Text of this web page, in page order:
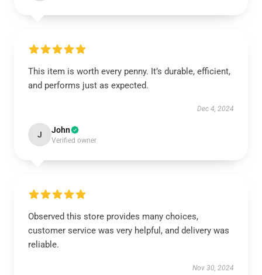
This item is worth every penny. It’s durable, efficient,
and performs just as expected.
Dec 4, 2024
J John
Verified owner
Observed this store provides many choices,
customer service was very helpful, and delivery was
reliable.
Nov 30, 2024